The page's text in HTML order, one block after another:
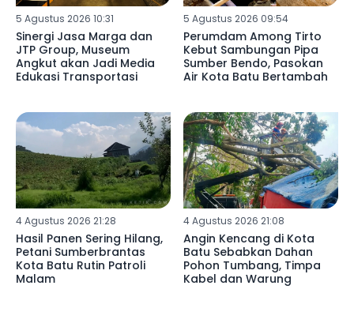
5 Agustus 2026 10:31
Sinergi Jasa Marga dan
JTP Group, Museum
Angkut akan Jadi Media
Edukasi Transportasi
5 Agustus 2026 09:54
Perumdam Among Tirto
Kebut Sambungan Pipa
Sumber Bendo, Pasokan
Air Kota Batu Bertambah
4 Agustus 2026 21:28
Hasil Panen Sering Hilang,
Petani Sumberbrantas
Kota Batu Rutin Patroli
Malam
4 Agustus 2026 21:08
Angin Kencang di Kota
Batu Sebabkan Dahan
Pohon Tumbang, Timpa
Kabel dan Warung